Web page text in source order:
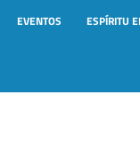
EVENTOS ESPÍRITU